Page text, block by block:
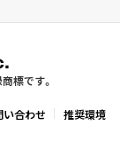
標です。
い合わせ 推奨環境